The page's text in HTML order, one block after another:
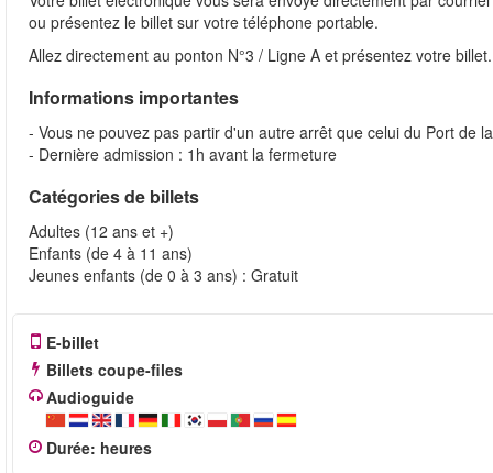
ou présentez le billet sur votre téléphone portable.
Allez directement au ponton N°3 / Ligne A et présentez votre
Informations importantes
- Vous ne pouvez pas partir d'un autre arrêt que celui du Port de
- Dernière admission : 1h avant la fermeture
Catégories de billets
Adultes (12 ans et +)
Enfants (de 4 à 11 ans)
Jeunes enfants (de 0 à 3 ans) : Gratuit
E-billet
Billets coupe-files
Audioguide
Durée: heures